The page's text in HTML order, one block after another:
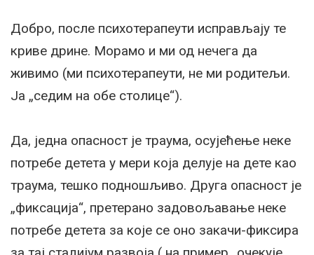
Добро, после психотерапеути исправљају те
криве дрине. Морамо и ми од нечега да
живимо (ми психотерапеути, не ми родитељи.
Ја „седим на обе столице“).
Да, једна опасност је траума, осујећење неке
потребе детета у мери која делује на дете као
траума, тешко подношљиво. Друга опасност је
„фиксација“, претерано задовољавање неке
потребе детета за које се оно закачи-фиксира